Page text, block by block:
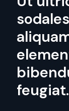
feugiat.